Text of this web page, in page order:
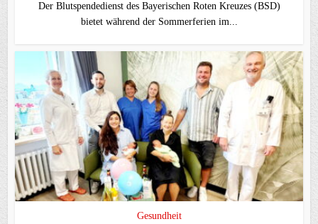
Der Blutspendedienst des Bayerischen Roten Kreuzes (BSD)
bietet während der Sommerferien im...
Gesundheit